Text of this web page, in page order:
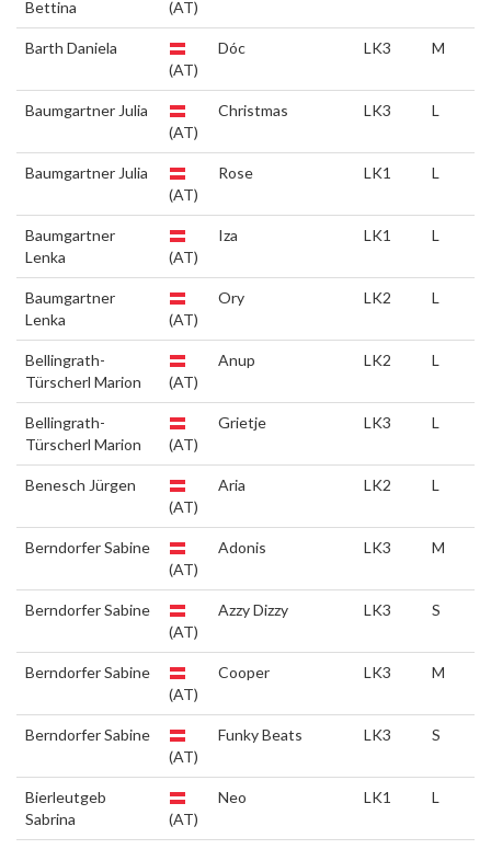
Bettina
(AT)
Barth Daniela
(AT)
Dóc LK3 M
Baumgartner Julia
(AT)
Christmas LK3 L
Baumgartner Julia
(AT)
Rose LK1 L
Baumgartner
Lenka
(AT)
Iza LK1 L
Baumgartner
Lenka
(AT)
Ory LK2 L
Bellingrath-
Türscherl Marion
(AT)
Anup LK2 L
Bellingrath-
Türscherl Marion
(AT)
Grietje LK3 L
Benesch Jürgen
(AT)
Aria LK2 L
Berndorfer Sabine
(AT)
Adonis LK3 M
Berndorfer Sabine
(AT)
Azzy Dizzy LK3 S
Berndorfer Sabine
(AT)
Cooper LK3 M
Berndorfer Sabine
(AT)
Funky Beats LK3 S
Bierleutgeb
Sabrina
(AT)
Neo LK1 L